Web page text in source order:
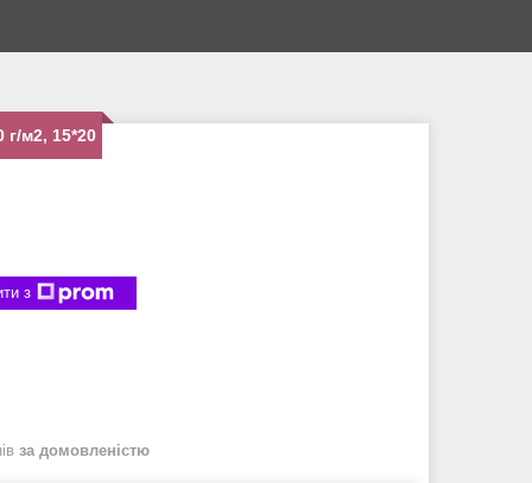
г/м2, 15*20
з
за домовленістю